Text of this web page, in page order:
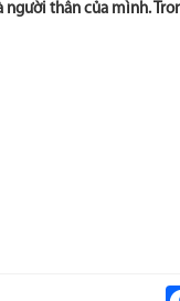
thân của mình.